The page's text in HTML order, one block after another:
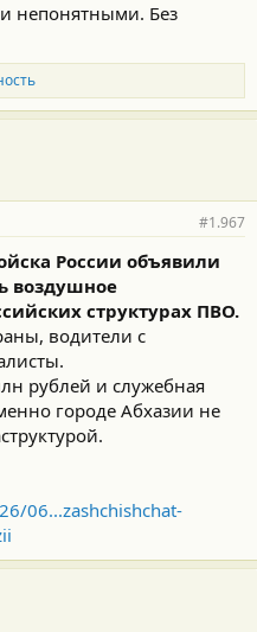
непонятными. Без
#1.967
России объявили
воздушное
структурах ПВО.
водители с
рублей и служебная
городе Абхазии не
06...zashchishchat-